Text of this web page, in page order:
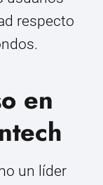
respecto
en
un líder